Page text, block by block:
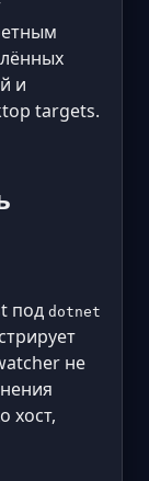
и
targets.
под dotnet
не
хост,